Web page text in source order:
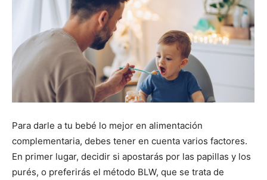
Para darle a tu bebé lo mejor en alimentación
complementaria, debes tener en cuenta varios factores.
En primer lugar, decidir si apostarás por las papillas y los
purés, o preferirás el método BLW, que se trata de